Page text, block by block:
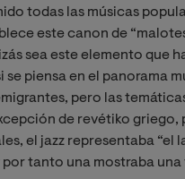
todas las músicas
este canon de
sea este elemento que
piensa en el panorama
pero las
de revétiko griego,
el jazz representaba “el
por tanto una mostraba